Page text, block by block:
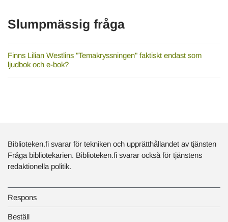
Slumpmässig fråga
Finns Lilian Westlins "Temakryssningen" faktiskt endast som
ljudbok och e-bok?
Biblioteken.fi svarar för tekniken och upprätthållandet av tjänsten
Fråga bibliotekarien. Biblioteken.fi svarar också för tjänstens
redaktionella politik.
Respons
Beställ